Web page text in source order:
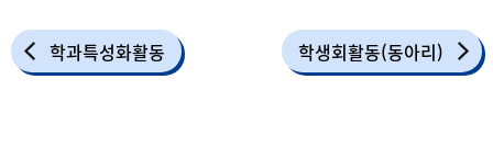
학과특성화활동 학생회활동(동아리)